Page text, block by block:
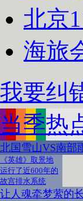
北京
海旅
我要纠
当季热
北国雪山VS南部
《英雄》取景地
运行了近600年的
故宫排水系统
让人魂牵梦萦的